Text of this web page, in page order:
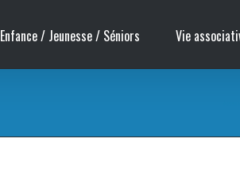
Enfance / Jeunesse / Séniors Vie